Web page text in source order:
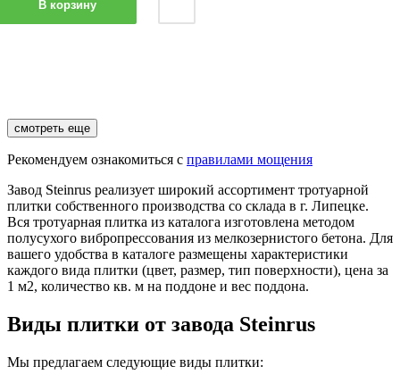
В корзину
смотреть еще
Рекомендуем ознакомиться с правилами мощения
Завод Steinrus реализует широкий ассортимент тротуарной
плитки собственного производства со склада в г. Липецке.
Вся тротуарная плитка из каталога изготовлена методом
полусухого вибропрессования из мелкозернистого бетона. Для
вашего удобства в каталоге размещены характеристики
каждого вида плитки (цвет, размер, тип поверхности), цена за
1 м2, количество кв. м на поддоне и вес поддона.
Виды плитки от завода Steinrus
Мы предлагаем следующие виды плитки: